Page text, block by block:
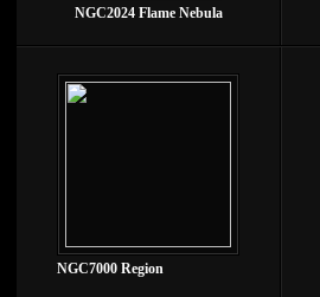
NGC2024 Flame Nebula
NGC7000 Region